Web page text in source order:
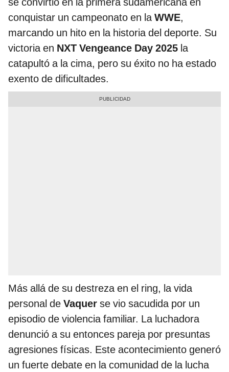
conquistar un campeonato en laWWE,
marcando un hito en la historia del deporte. Su
victoria en NXT Vengeance Day 2025 la
catapultó a la cima, pero su éxito no ha estado
exento de dificultades.
Más allá de su destreza en el ring, la vida
personal de Vaquer se vio sacudida por un
episodio de violencia familiar. La luchadora
denunció a su entonces pareja por presuntas
agresiones físicas. Este acontecimiento generó
un fuerte debate en la comunidad de la lucha